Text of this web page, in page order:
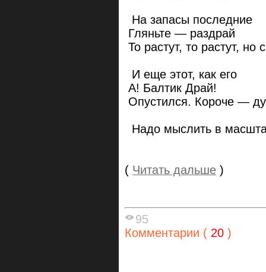
На запасы последние
Гляньте — раздрай
То растут, то растут, но
И еще этот, как его
А! Балтик Драй!
Опустился. Короче —
Надо мыслить в
( Читать дальше )
95
Комментарии ( 20 )